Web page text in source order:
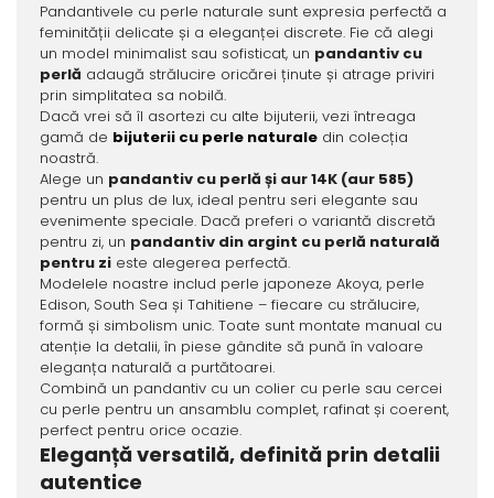
Pandantivele cu perle naturale sunt expresia perfectă a
feminității delicate și a eleganței discrete. Fie că alegi
un model minimalist sau sofisticat, un pandantiv cu
perlă adaugă strălucire oricărei ținute și atrage priviri
prin simplitatea sa nobilă.
Dacă vrei să îl asortezi cu alte bijuterii, vezi întreaga
gamă de bijuterii cu perle naturaledin colecția
noastră.
Alege un pandantiv cu perlă și aur 14K (aur 585)
pentru un plus de lux, ideal pentru seri elegante sau
evenimente speciale. Dacă preferi o variantă discretă
pentru zi, un pandantiv din argint cu perlă naturală
pentru zieste alegerea perfectă.
Modelele noastre includ perle japoneze Akoya, perle
Edison, South Sea și Tahitiene – fiecare cu strălucire,
formă și simbolism unic. Toate sunt montate manual cu
atenție la detalii, în piese gândite să pună în valoare
eleganța naturală a purtătoarei.
Combină un pandantiv cu un colier cu perle sau cercei
cu perle pentru un ansamblu complet, rafinat și coerent,
perfect pentru orice ocazie.
Eleganță versatilă, definită prin detalii
autentice